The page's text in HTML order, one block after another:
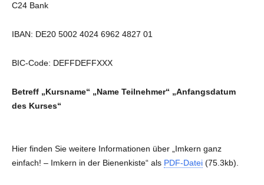
C24 Bank
IBAN: DE20 5002 4024 6962 4827 01
BIC-Code: DEFFDEFFXXX
Betreff „Kursname“ „Name Teilnehmer“ „Anfangsdatum
des Kurses“
Hier finden Sie weitere Informationen über „Imkern ganz
einfach! – Imkern in der Bienenkiste“ als PDF-Datei (75.3kb).